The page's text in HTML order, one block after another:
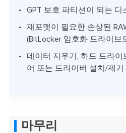
GPT 보호 파티션이 되는 디
재포맷이 필요한 손상된
(BitLocker 암호화 드라이브
데이터 지우기, 하드 드라이
어 또는 드라이버 설치/제거
마무리